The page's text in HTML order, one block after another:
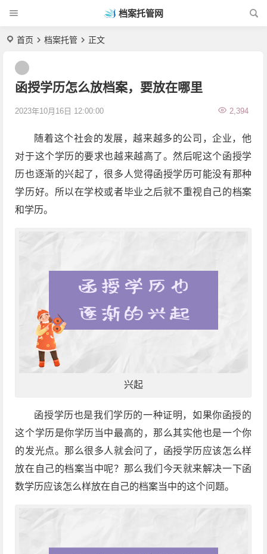
档案托管网
首页 档案托管 正文
函授学历怎么放档案，要放在哪里
2023年10月16日 12:00:00 2,394
随着这个社会的发展，越来越多的公司，企业，他
对于这个学历的要求也越来越高了。然后呢这个函授学
历也逐渐的兴起了，很多人觉得函授学历可能没有那种
学历好。所以在学校或者毕业之后就不重视自己的档案
和学历。
兴起
函授学历也是我们学历的一种证明，如果你函授的
这个学历是你学历当中最高的，那么其实他也是一个你
的发光点。那么很多人就会问了，函授学历应该怎么样
放在自己的档案当中呢？那么我们今天就来解决一下函
数学历应该怎么样放在自己的档案当中的这个问题。